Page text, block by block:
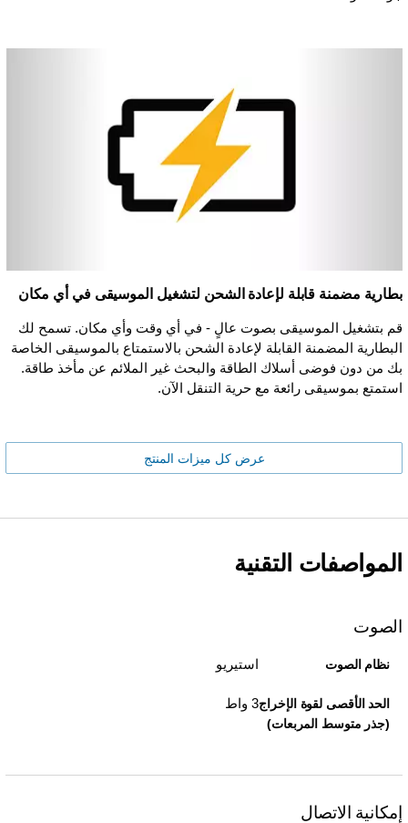
بطارية مضمنة قابلة لإعادة الشحن لتشغيل الموسيقى في أي مكان
قم بتشغيل الموسيقى بصوت عالٍ - في أي وقت وأي مكان. تسمح لك
البطارية المضمنة القابلة لإعادة الشحن بالاستمتاع بالموسيقى الخاصة
بك من دون فوضى أسلاك الطاقة والبحث غير الملائم عن مأخذ طاقة.
استمتع بموسيقى رائعة مع حرية التنقل الآن.
عرض كل ميزات المنتج
المواصفات التقنية
الصوت
نظام الصوت استيريو
الحد الأقصى لقوة الإخراج
(جذر متوسط المربعات)
3 واط
إمكانية الاتصال